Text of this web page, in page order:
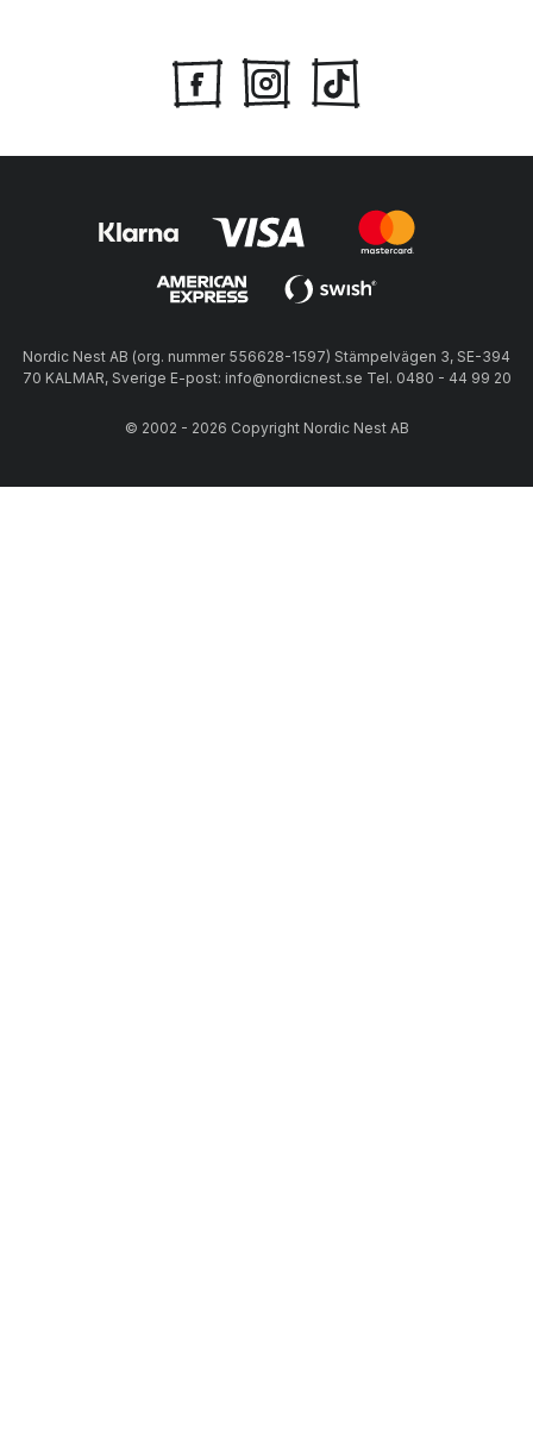
Nordic Nest AB (org. nummer 556628-1597) Stämpelvägen 3, SE-394
70 KALMAR, Sverige E-post: info@nordicnest.se Tel. 0480 - 44 99 20
© 2002 - 2026 Copyright Nordic Nest AB